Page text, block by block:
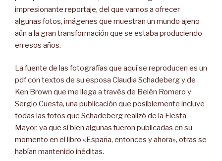
impresionante reportaje, del que vamos a ofrecer
algunas fotos, imágenes que muestran un mundo ajeno
aún a la gran transformación que se estaba produciendo
en esos años.
La fuente de las fotografías que aquí se reproducen es un
pdf con textos de su esposa Claudia Schadeberg y de
Ken Brown que me llega a través de Belén Romero y
Sergio Cuesta, una publicación que posiblemente incluye
todas las fotos que Schadeberg realizó de la Fiesta
Mayor, ya que si bien algunas fueron publicadas en su
momento en el libro «España, entonces y ahora», otras se
habían mantenido inéditas.